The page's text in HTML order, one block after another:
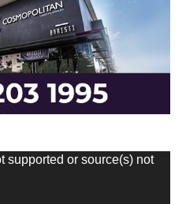
supported or source(s) not